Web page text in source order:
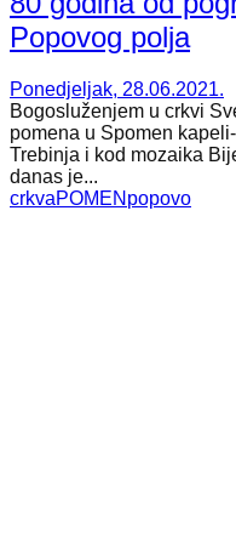
Popovog polja
Ponedjeljak, 28.06.2021.
Bogosluženjem u crkvi
pomena u Spomen
Trebinja i kod mozaika
danas je...
crkvaPOMEN popovo